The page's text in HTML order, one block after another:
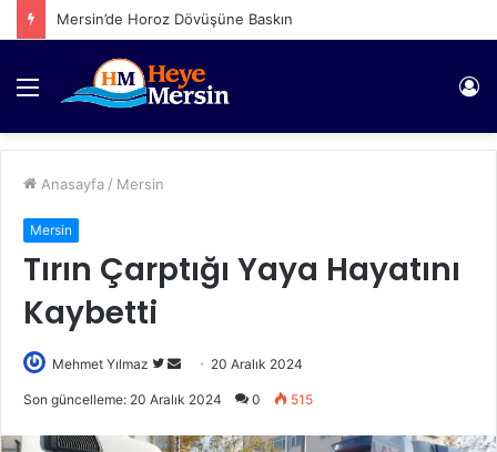
Mersin’de Horoz Dövüşüne Baskın
Menü
Anasayfa / Mersin
Mersin
Tırın Çarptığı Yaya Hayatını
Kaybetti
Mehmet Yılmaz
Twitter'da
Bir
göndermek
20 Aralık 2024
Son güncelleme: 20 Aralık 2024 0 515